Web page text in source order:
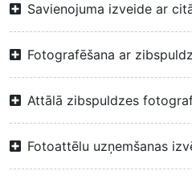
Savienojuma izveide ar
Fotografēšana ar
Attālā zibspuldzes
Fotoattēlu uzņemšanas